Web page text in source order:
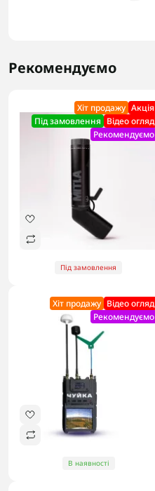
Рекомендуємо
Хіт продажу Акцiя
Під замовлення Відео огляд
Рекомендуємо
Під замовлення
Хіт продажу Відео огляд
Рекомендуємо
В наявності